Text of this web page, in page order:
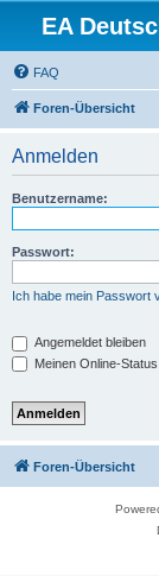
EA
FAQ
Foren-Übersicht
Anmelden
Benutzername:
Passwort:
Ich habe mein Passwort
Angemeldet bleiben
Meinen Online-
Foren-Übersicht